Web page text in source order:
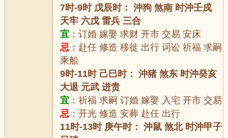
7时-9时 戊辰时： 沖狗 煞南 时沖壬戍
天牢 六戊 雷兵 三合
宜 ：订婚 嫁娶 求财 开市 交易 安床
忌 ：赴任 修造 移徙 出行 词讼 祈福 求嗣
乘船
9时-11时 己巳时： 沖猪 煞东 时沖癸亥
大退 元武 进贵
宜 ：祈福 求嗣 订婚 嫁娶 入宅 开市 交易
忌 ：开光 修造 安葬 赴任 出行
11时-13时 庚午时： 沖鼠 煞北 时沖甲子